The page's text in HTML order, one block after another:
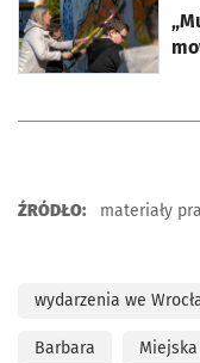
ŹRÓDŁO: materiały
wydarzenia we
Barbara